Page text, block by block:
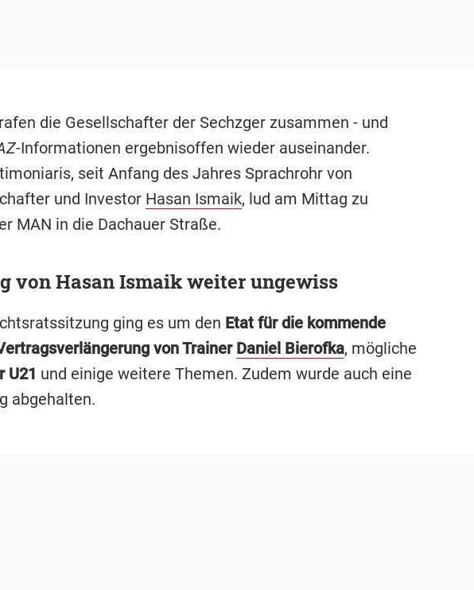
die Gesellschafter der Sechzger zusammen - und
-Informationen ergebnisoffen wieder auseinander.
seit Anfang des Jahres Sprachrohr von
und Investor Hasan Ismaik, lud am Mittag zu
MAN in die Dachauer Straße.
von Hasan Ismaik weiter ungewiss
ging es um den Etat für die kommende
von Trainer Daniel Bierofka, mögliche
U21 und einige weitere Themen. Zudem wurde auch eine
abgehalten.